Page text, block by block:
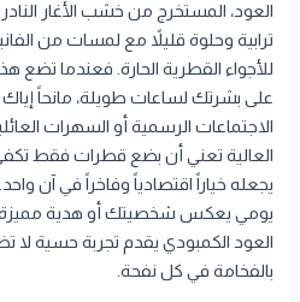
العود، المستخرج من خشب الأغار
ترابية وحلوة قليلاً مع لمسات من
للأجواء القطرية الحارة. فعندما تضع
على بشرتك لساعات طويلة، مانحاً
الاجتماعات الرسمية أو السهرات
العالية تعني أن بضع قطرات فقط
يجعله خياراً اقتصادياً وفاخراً في آن
يومي يعكس شخصيتك أو هدية مميزة
العود الكمبودي يقدم تجربة حسية لا
بالفخامة في كل نفحة.